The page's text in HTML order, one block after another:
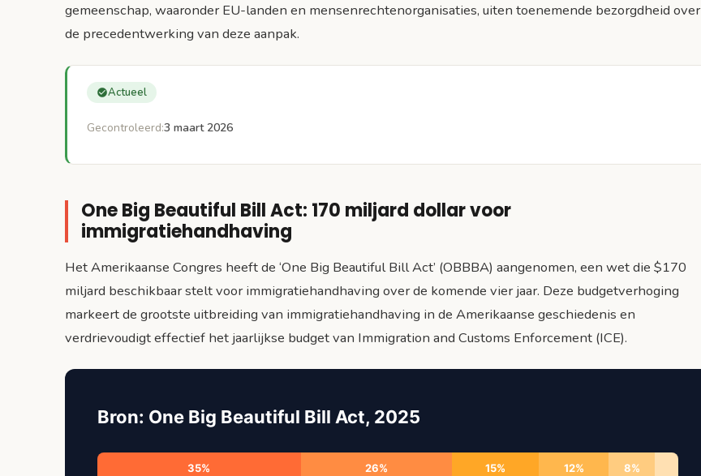
gemeenschap, waaronder EU-landen en mensenrechtenorganisaties, uiten toenemende bezorgdheid over
de precedentwerking van deze aanpak.
Actueel
Gecontroleerd:3 maart 2026
One Big Beautiful Bill Act: 170 miljard dollar voor
immigratiehandhaving
Het Amerikaanse Congres heeft de ‘One Big Beautiful Bill Act’ (OBBBA) aangenomen, een wet die $170
miljard beschikbaar stelt voor immigratiehandhaving over de komende vier jaar. Deze budgetverhoging
markeert de grootste uitbreiding van immigratiehandhaving in de Amerikaanse geschiedenis en
verdrievoudigt effectief het jaarlijkse budget van Immigration and Customs Enforcement (ICE).
Bron: One Big Beautiful Bill Act, 2025
35% 26% 15% 12% 8%